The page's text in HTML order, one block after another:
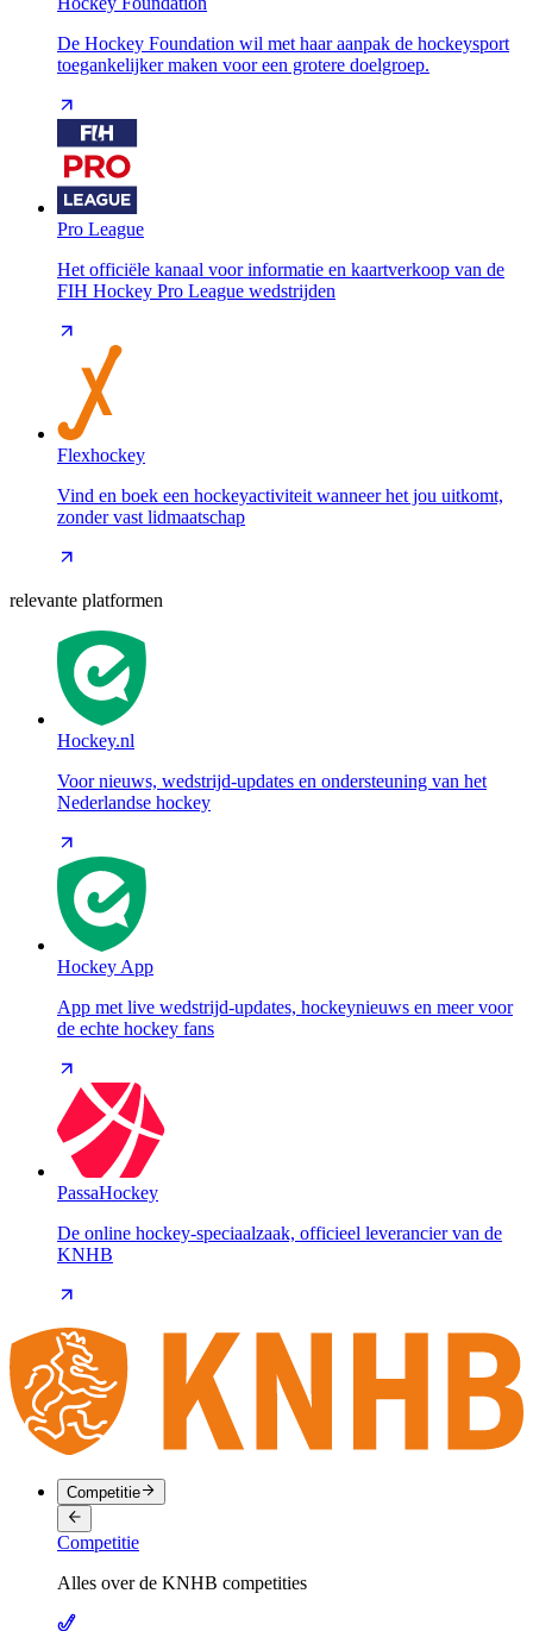
De Hockey Foundation wil met haar aanpak de hockeysport
toegankelijker maken voor een grotere doelgroep.
Pro League
Het officiële kanaal voor informatie en kaartverkoop van de
FIH Hockey Pro League wedstrijden
Flexhockey
Vind en boek een hockeyactiviteit wanneer het jou uitkomt,
zonder vast lidmaatschap
relevante platformen
Hockey.nl
Voor nieuws, wedstrijd-updates en ondersteuning van het
Nederlandse hockey
Hockey App
App met live wedstrijd-updates, hockeynieuws en meer voor
de echte hockey fans
PassaHockey
De online hockey-speciaalzaak, officieel leverancier van de
KNHB
Competitie
Competitie
Alles over de KNHB competities